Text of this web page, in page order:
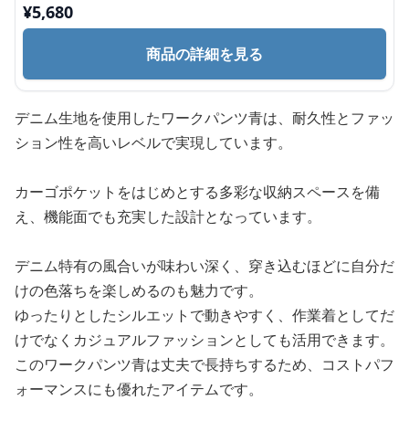
¥5,680
商品の詳細を見る
デニム生地を使用したワークパンツ青は、耐久性とファッ
ション性を高いレベルで実現しています。
カーゴポケットをはじめとする多彩な収納スペースを備
え、機能面でも充実した設計となっています。
デニム特有の風合いが味わい深く、穿き込むほどに自分だ
けの色落ちを楽しめるのも魅力です。
ゆったりとしたシルエットで動きやすく、作業着としてだ
けでなくカジュアルファッションとしても活用できます。
このワークパンツ青は丈夫で長持ちするため、コストパフ
ォーマンスにも優れたアイテムです。